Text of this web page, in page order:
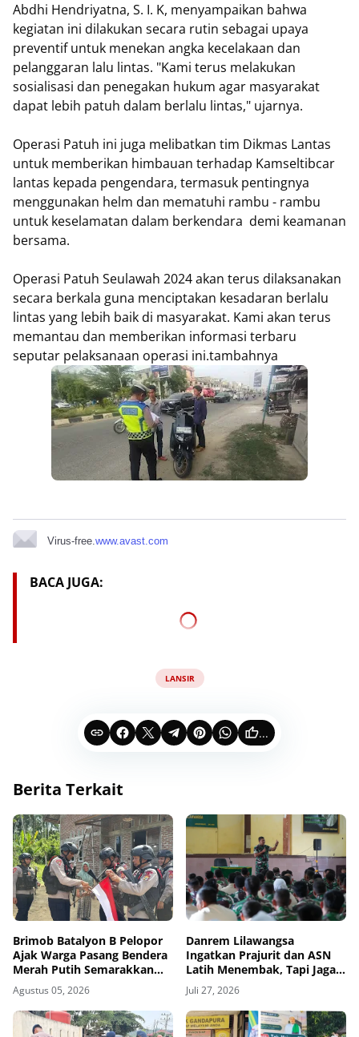
Abdhi Hendriyatna, S. I. K, menyampaikan bahwa
kegiatan ini dilakukan secara rutin sebagai upaya
preventif untuk menekan angka kecelakaan dan
pelanggaran lalu lintas. "Kami terus melakukan
sosialisasi dan penegakan hukum agar masyarakat
dapat lebih patuh dalam berlalu lintas," ujarnya.
Operasi Patuh ini juga melibatkan tim Dikmas Lantas
untuk memberikan himbauan terhadap Kamseltibcar
lantas kepada pengendara, termasuk pentingnya
menggunakan helm dan mematuhi rambu - rambu
untuk keselamatan dalam berkendara demi keamanan
bersama.
Operasi Patuh Seulawah 2024 akan terus dilaksanakan
secara berkala guna menciptakan kesadaran berlalu
lintas yang lebih baik di masyarakat. Kami akan terus
memantau dan memberikan informasi terbaru
seputar pelaksanaan operasi ini.tambahnya
Virus-free.www.avast.com
BACA JUGA:
LANSIR
...
Berita Terkait
Brimob Batalyon B Pelopor
Ajak Warga Pasang Bendera
Merah Putih Semarakkan
HUT Kemerdekaan RI Ke-81
Agustus 05, 2026
Danrem Lilawangsa
Ingatkan Prajurit dan ASN
Latih Menembak, Tapi Jaga
Kesehatan dan Hindari
Pelanggaran
Juli 27, 2026